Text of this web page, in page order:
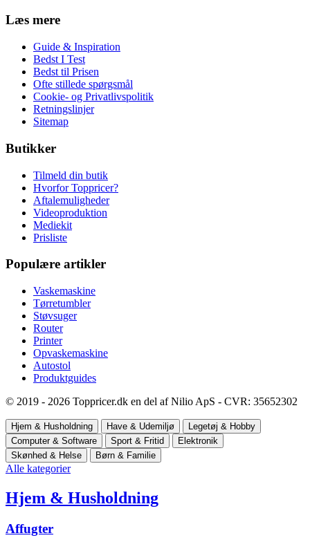
Læs mere
Guide & Inspiration
Bedst I Test
Bedst til Prisen
Ofte stillede spørgsmål
Cookie- og Privatlivspolitik
Retningslinjer
Sitemap
Butikker
Tilmeld din butik
Hvorfor Toppricer?
Aftalemuligheder
Videoproduktion
Mediekit
Prisliste
Populære artikler
Vaskemaskine
Tørretumbler
Støvsuger
Router
Printer
Opvaskemaskine
Autostol
Produktguides
© 2019 - 2026 Toppricer.dk en del af Nilio ApS - CVR: 35652302
Hjem & Husholdning Have & Udemiljø
Legetøj & Hobby
Computer & Software
Sport & Fritid
Elektronik
Skønhed & Helse
Børn & Familie
Alle kategorier
Hjem & Husholdning
Affugter